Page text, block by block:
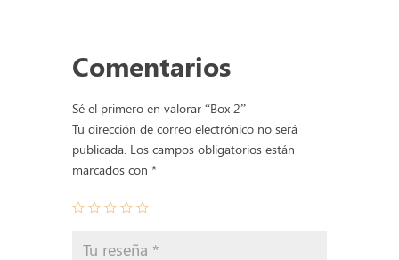
Comentarios
Sé el primero en valorar “Box 2”
Tu dirección de correo electrónico no será
publicada. Los campos obligatorios están
marcados con *